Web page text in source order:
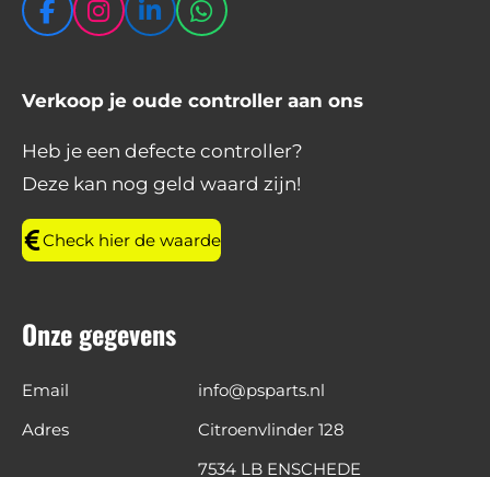
F
a
e
o
o
k
I
n
t
a
r
a
m
L
i
k
d
I
n
W
h
t
p
p
Verkoop je oude controller aan ons
Heb je een defecte controller?
Deze kan nog geld waard zijn!
Check hier de waarde
Onze gegevens
Email
info@psparts.nl
Adres
Citroenvlinder 128
7534 LB ENSCHEDE